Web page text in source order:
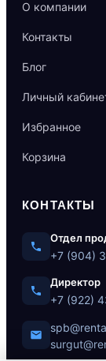
О компании
Контакты
Блог
Личный
Избранное
Корзина
КОНТАКТЫ
Отдел
+7 (904)
Директор
+7 (922)